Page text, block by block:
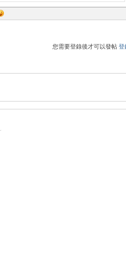
您需要登錄後才可以發帖 登